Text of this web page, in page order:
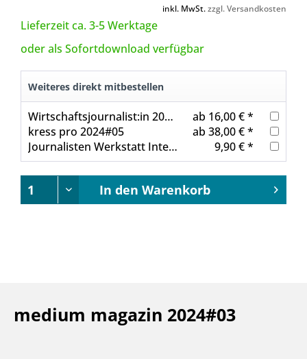
inkl. MwSt.zzgl. Versandkosten
Lieferzeit ca. 3-5 Werktage
oder als Sofortdownload verfügbar
Weiteres direkt mitbestellen
Wirtschaftsjournalist:in 2024#03
ab 16,00 € *
kress pro 2024#05
ab 38,00 € *
Journalisten Werkstatt Interviews sensibel führen
9,90 € *
In den Warenkorb
medium magazin 2024#03